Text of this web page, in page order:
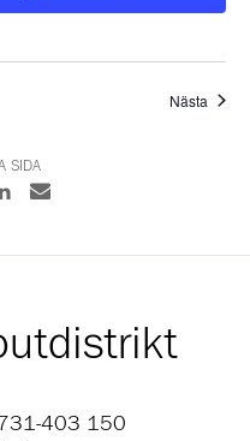
Nästa
SIDA
X på Linkedin
Dela med E-post
403 150